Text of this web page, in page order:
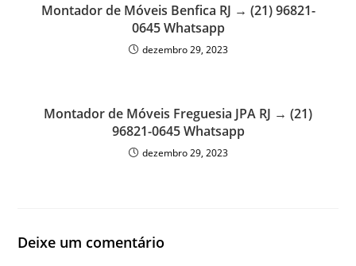
Montador de Móveis Benfica RJ → (21) 96821-
0645 Whatsapp
dezembro 29, 2023
Montador de Móveis Freguesia JPA RJ → (21)
96821-0645 Whatsapp
dezembro 29, 2023
Deixe um comentário